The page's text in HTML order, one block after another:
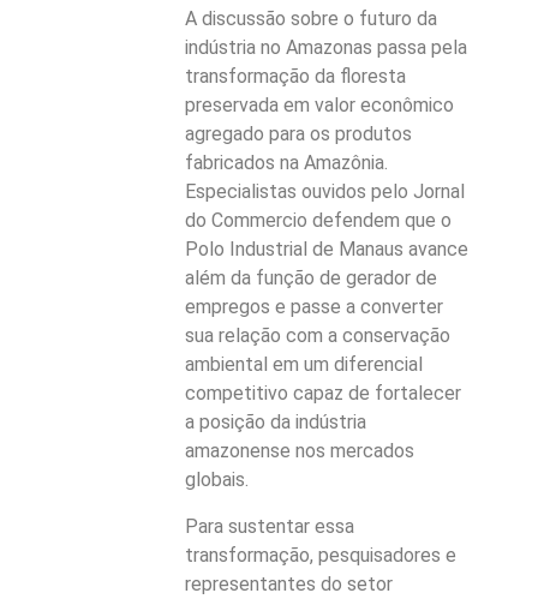
A discussão sobre o futuro da
indústria no Amazonas passa pela
transformação da floresta
preservada em valor econômico
agregado para os produtos
fabricados na Amazônia.
Especialistas ouvidos pelo Jornal
do Commercio defendem que o
Polo Industrial de Manaus avance
além da função de gerador de
empregos e passe a converter
sua relação com a conservação
ambiental em um diferencial
competitivo capaz de fortalecer
a posição da indústria
amazonense nos mercados
globais.
Para sustentar essa
transformação, pesquisadores e
representantes do setor